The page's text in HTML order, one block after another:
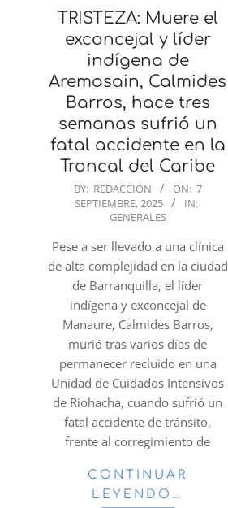
TRISTEZA: Muere el
exconcejal y líder
indígena de
Aremasain, Calmides
Barros, hace tres
semanas sufrió un
fatal accidente en la
Troncal del Caribe
2025-BY: REDACCION ON: 7
SEPTIEMBRE, 2025
IN:
GENERALES
Pese a ser llevado a una clínica
de alta complejidad en la ciudad
de Barranquilla, el líder
indígena y exconcejal de
Manaure, Calmides Barros,
murió tras varios días de
permanecer recluido en una
Unidad de Cuidados Intensivos
de Riohacha, cuando sufrió un
fatal accidente de tránsito,
frente al corregimiento de
CONTINUAR
LEYENDO…